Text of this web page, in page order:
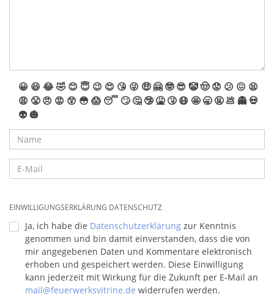
😀 😆 😂🤣 😊 😇 😉 😍 😘 😜 🤑 🤗 🤓 😎 🤡🤠 😟 😕 😖 😫
😩 😤 😠 😡 😲 😳 😱 😴 🙄 🤔 🤥 🤮 🤧 😷 🤩 🥱 🤬 💩 👻 💀
👽 🎃
EINWILLIGUNGSERKLÄRUNG DATENSCHUTZ
Ja, ich habe die Datenschutzerklärung zur Kenntnis
genommen und bin damit einverstanden, dass die von
mir angegebenen Daten und Kommentare elektronisch
erhoben und gespeichert werden. Diese Einwilligung
kann jederzeit mit Wirkung für die Zukunft per E-Mail an
mail@feuerwerksvitrine.de widerrufen werden.